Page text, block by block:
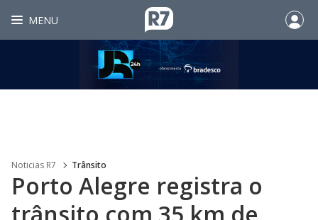
MENU
Noticias R7 Trânsito
Porto Alegre registra o